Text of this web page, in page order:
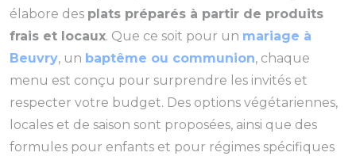
élabore des plats préparés à partir de produits
frais et locaux. Que ce soit pour un mariage à
Beuvry, un baptême ou communion, chaque
menu est conçu pour surprendre les invités et
respecter votre budget. Des options végétariennes,
locales et de saison sont proposées, ainsi que des
formules pour enfants et pour régimes spécifiques